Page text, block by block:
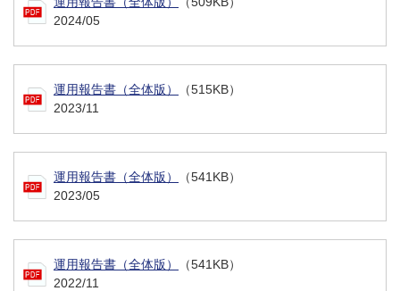
2024/05
運用報告書（全体版）
（515KB）
2023/11
運用報告書（全体版）
（541KB）
2023/05
運用報告書（全体版）
（541KB）
2022/11